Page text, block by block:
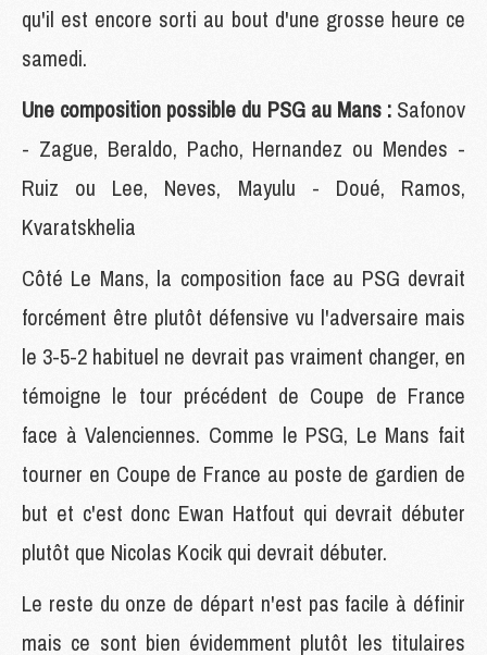
qu'il est encore sorti au bout d'une grosse heure ce
samedi.
Une composition possible du PSG au Mans : Safonov
- Zague, Beraldo, Pacho, Hernandez ou Mendes -
Ruiz ou Lee, Neves, Mayulu - Doué, Ramos,
Kvaratskhelia
Côté Le Mans, la composition face au PSG devrait
forcément être plutôt défensive vu l'adversaire mais
le 3-5-2 habituel ne devrait pas vraiment changer, en
témoigne le tour précédent de Coupe de France
face à Valenciennes. Comme le PSG, Le Mans fait
tourner en Coupe de France au poste de gardien de
but et c'est donc Ewan Hatfout qui devrait débuter
plutôt que Nicolas Kocik qui devrait débuter.
Le reste du onze de départ n'est pas facile à définir
mais ce sont bien évidemment plutôt les titulaires